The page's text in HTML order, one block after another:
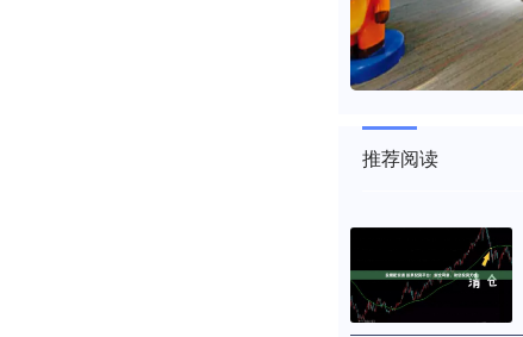
推荐阅读